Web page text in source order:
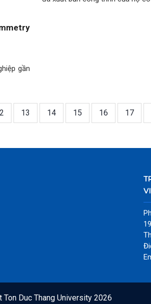
gần
Page
13 Page
14 Page
15 Page
16 Page
17
Ton Duc Thang University 2026